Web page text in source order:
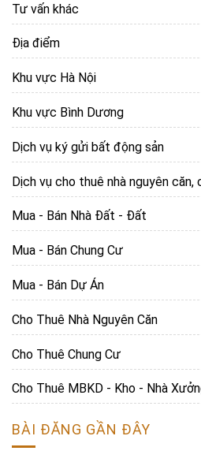
Tư vấn khác
Địa điểm
Khu vực Hà Nội
Khu vực Bình Dương
Dịch vụ ký gửi bất động sản
Dịch vụ cho thuê nhà nguyên căn,
Mua - Bán Nhà Đất - Đất
Mua - Bán Chung Cư
Mua - Bán Dự Án
Cho Thuê Nhà Nguyên Căn
Cho Thuê Chung Cư
Cho Thuê MBKD - Kho - Nhà
BÀI ĐĂNG GẦN ĐÂY